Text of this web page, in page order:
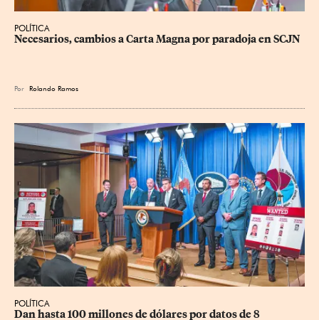
POLÍTICA
Necesarios, cambios a Carta Magna por paradoja en SCJN
Por Rolando Ramos
POLÍTICA
Dan hasta 100 millones de dólares por datos de 8